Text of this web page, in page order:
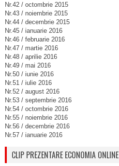
Nr.42 / octombrie 2015
Nr.43 / noiembrie 2015
Nr.44 / decembrie 2015
Nr.45 / ianuarie 2016
Nr.46 / februarie 2016
Nr.47 / martie 2016
Nr.48 / aprilie 2016
Nr.49 / mai 2016
Nr.50 / iunie 2016
Nr.51 / iulie 2016
Nr.52 / august 2016
Nr.53 / septembrie 2016
Nr.54 / octombrie 2016
Nr.55 / noiembrie 2016
Nr.56 / decembrie 2016
Nr.57 / ianuarie 2016
CLIP PREZENTARE ECONOMIA ONLINE